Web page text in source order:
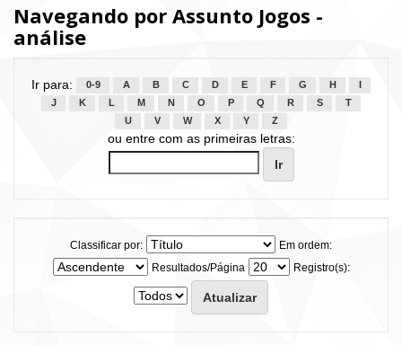
Navegando por Assunto Jogos -
análise
Ir para: 0-9 A B C D E F G H
J
K L M N O P Q R S
T
U
V W X Y Z
ou entre com as primeiras letras:
Classificar por:
Em ordem:
Resultados/Página
Registro(s):